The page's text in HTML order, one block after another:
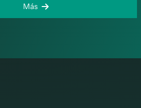
Más